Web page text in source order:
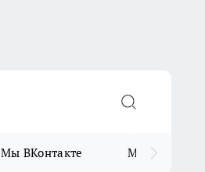
Мы ВКонтакте Мы в